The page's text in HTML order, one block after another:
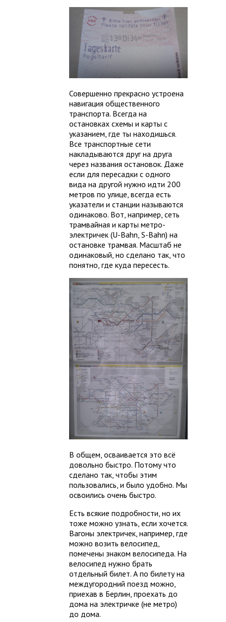
Совершенно прекрасно устроена
навигация общественного
транспорта. Всегда на
остановках схемы и карты с
указанием, где ты находишься.
Все транспортные сети
накладываются друг на друга
через названия остановок. Даже
если для пересадки с одного
вида на другой нужно идти 200
метров по улице, всегда есть
указатели и станции называются
одинаково. Вот, например, сеть
трамвайная и карты метро-
электричек (U-Bahn, S-Bahn) на
остановке трамвая. Масштаб не
одинаковый, но сделано так, что
понятно, где куда пересесть.
В общем, осваивается это всё
довольно быстро. Потому что
сделано так, чтобы этим
пользовались, и было удобно. Мы
освоились очень быстро.
Есть всякие подробности, но их
тоже можно узнать, если хочется.
Вагоны электричек, например, где
можно возить велосипед,
помечены знаком велосипеда. На
велосипед нужно брать
отдельный билет. А по билету на
междугородний поезд можно,
приехав в Берлин, проехать до
дома на электричке (не метро)
до дома.